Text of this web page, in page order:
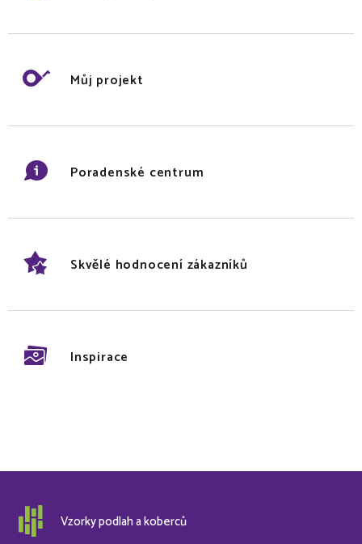
Můj projekt
Poradenské centrum
Skvělé hodnocení zákazníků
Inspirace
Vzorky podlah a koberců